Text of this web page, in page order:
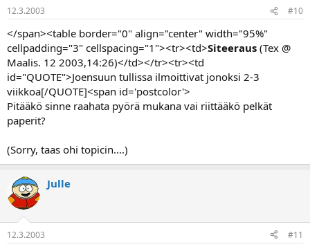
12.3.2003 #10
</span><table border="0" align="center" width="95%"
cellpadding="3" cellspacing="1"><tr><td>Siteeraus (Tex @
Maalis. 12 2003,14:26)</td></tr><tr><td
id="QUOTE">Joensuun tullissa ilmoittivat jonoksi 2-3
viikkoa[/QUOTE]<span id='postcolor'>
Pitääkö sinne raahata pyörä mukana vai riittääkö pelkät
paperit?
(Sorry, taas ohi topicin....)
Julle
12.3.2003 #11